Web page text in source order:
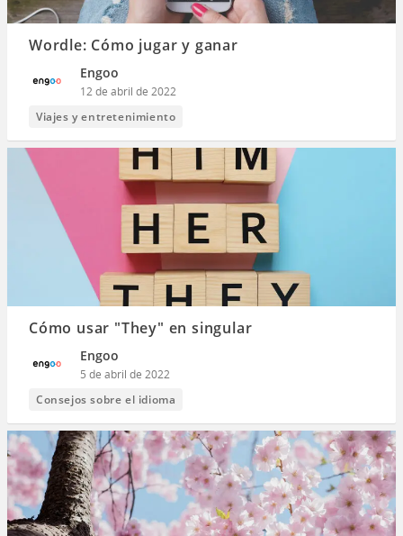
Wordle: Cómo jugar y ganar
Engoo
12 de abril de 2022
Viajes y entretenimiento
Cómo usar "They" en singular
Engoo
5 de abril de 2022
Consejos sobre el idioma